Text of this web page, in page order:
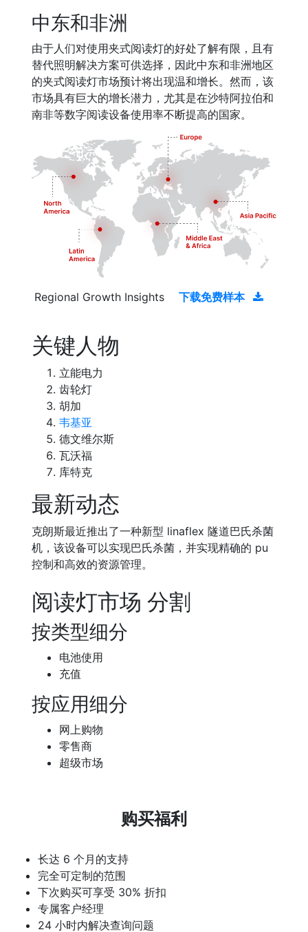
中东和非洲
由于人们对使用夹式阅读灯的好处了解有限，且有
替代照明解决方案可供选择，因此中东和非洲地区
的夹式阅读灯市场预计将出现温和增长。然而，该
市场具有巨大的增长潜力，尤其是在沙特阿拉伯和
南非等数字阅读设备使用率不断提高的国家。
Regional Growth Insights 下载免费样本
关键人物
立能电力
齿轮灯
胡加
韦基亚
德文维尔斯
瓦沃福
库特克
最新动态
克朗斯最近推出了一种新型 linaflex 隧道巴氏杀菌
机，该设备可以实现巴氏杀菌，并实现精确的 pu
控制和高效的资源管理。
阅读灯市场 分割
按类型细分
电池使用
充值
按应用细分
网上购物
零售商
超级市场
购买福利
长达 6 个月的支持
完全可定制的范围
下次购买可享受 30% 折扣
专属客户经理
24 小时内解决查询问题